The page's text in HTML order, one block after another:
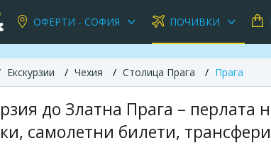
ОФЕРТИ - СОФИЯ ПОЧИВКИ
Екскурзии Чехия Столица Прага Прага
до Златна Прага –
самолетни билети,